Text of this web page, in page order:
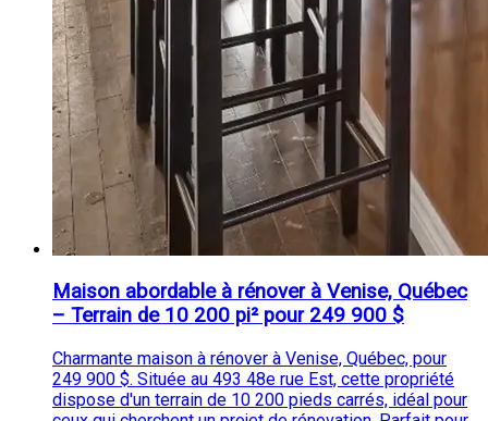
Maison abordable à rénover à Venise, Québec
– Terrain de 10 200 pi² pour 249 900 $
Charmante maison à rénover à Venise, Québec, pour
249 900 $. Située au 493 48e rue Est, cette propriété
dispose d'un terrain de 10 200 pieds carrés, idéal pour